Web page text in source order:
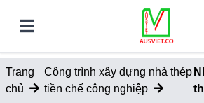
Trang
chủ
Công trình xây dựng nhà thép
tiền chế công nghiệp